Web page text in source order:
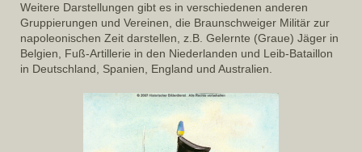
Weitere Darstellungen gibt es in verschiedenen anderen
Gruppierungen und Vereinen, die Braunschweiger Militär zur
napoleonischen Zeit darstellen, z.B. Gelernte (Graue) Jäger in
Belgien, Fuß-Artillerie in den Niederlanden und Leib-Bataillon
in Deutschland, Spanien, England und Australien.